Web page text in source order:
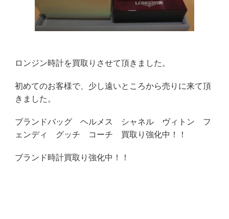
ロンジン時計を買取りさせて頂きました。
初めてのお客様で、少し遠いところから売りに来て頂
きました。
ブランドバッグ ヘルメス シャネル ヴィトン フ
ェンディ グッチ コーチ 買取り強化中！！
ブランド時計買取り強化中！！